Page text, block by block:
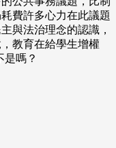
費許多心力在此議題
與法治理念的認識，
教育在給學生增權
是嗎？